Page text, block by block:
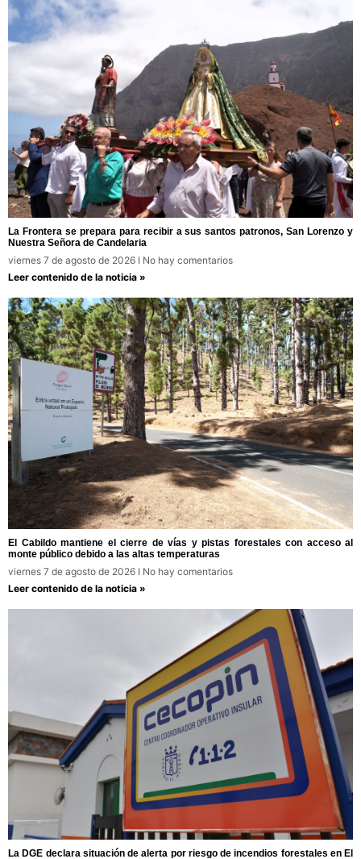
La Frontera se prepara para recibir a sus santos patronos, San Lorenzo y
Nuestra Señora de Candelaria
viernes 7 de agosto de 2026
No hay comentarios
Leer contenido de la noticia »
El Cabildo mantiene el cierre de vías y pistas forestales con acceso al
monte público debido a las altas temperaturas
viernes 7 de agosto de 2026
No hay comentarios
Leer contenido de la noticia »
La DGE declara situación de alerta por riesgo de incendios forestales en El